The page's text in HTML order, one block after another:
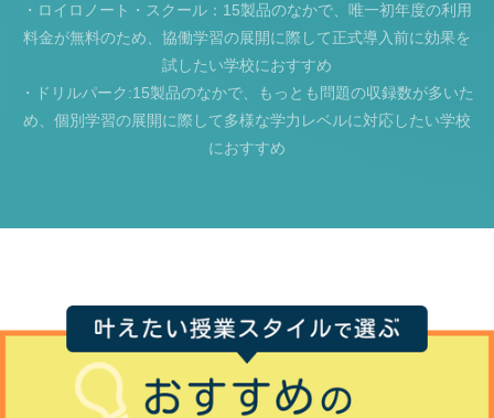
・ロイロノート・スクール：15製品のなかで、唯一初年度の利用
料金が無料のため、協働学習の展開に際して正式導入前に効果を
試したい学校におすすめ
・ドリルパーク:15製品のなかで、もっとも問題の収録数が多いた
め、個別学習の展開に際して多様な学力レベルに対応したい学校
におすすめ